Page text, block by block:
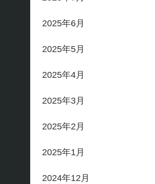
2025年6月
2025年5月
2025年4月
2025年3月
2025年2月
2025年1月
2024年12月